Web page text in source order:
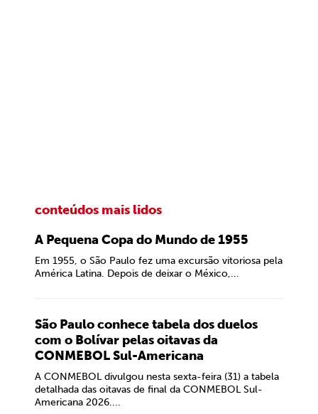
conteúdos mais lidos
A Pequena Copa do Mundo de 1955
Em 1955, o São Paulo fez uma excursão vitoriosa pela
América Latina. Depois de deixar o México,...
São Paulo conhece tabela dos duelos
com o Bolívar pelas oitavas da
CONMEBOL Sul-Americana
A CONMEBOL divulgou nesta sexta-feira (31) a tabela
detalhada das oitavas de final da CONMEBOL Sul-
Americana 2026....